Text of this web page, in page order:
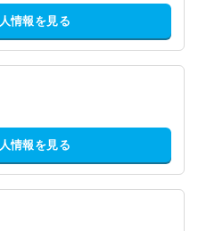
情報を見る
情報を見る